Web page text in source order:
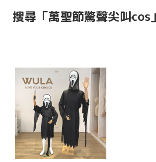
搜尋「萬聖節驚聲尖叫cos